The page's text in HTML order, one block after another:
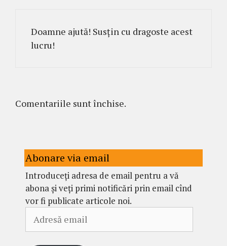
Doamne ajută! Susțin cu dragoste acest
lucru!
Comentariile sunt închise.
Abonare via email
Introduceți adresa de email pentru a vă
abona și veți primi notificări prin email cînd
vor fi publicate articole noi.
email